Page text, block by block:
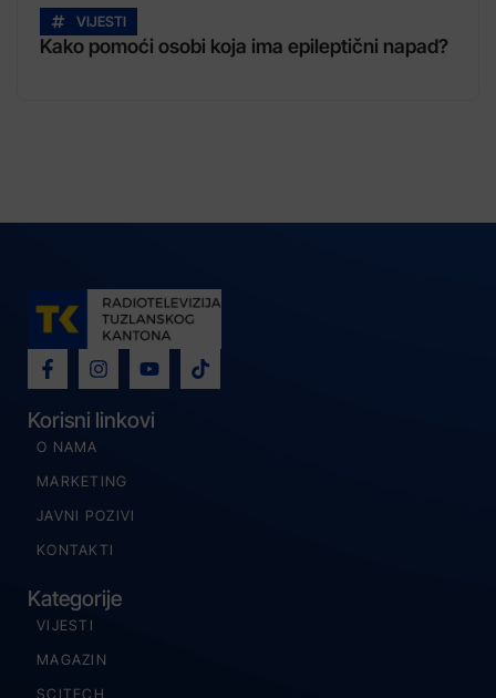
VIJESTI
Kako pomoći osobi koja ima epileptični napad?
Korisni linkovi
O NAMA
MARKETING
JAVNI POZIVI
KONTAKTI
Kategorije
VIJESTI
MAGAZIN
SCITECH